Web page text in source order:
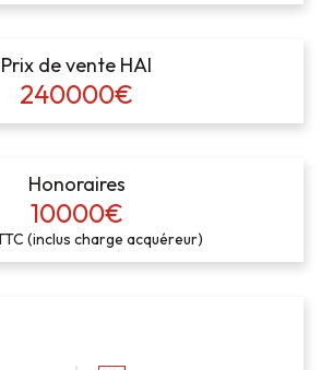
Prix de vente HAI
240000€
Honoraires
10000€
(inclus charge acquéreur)